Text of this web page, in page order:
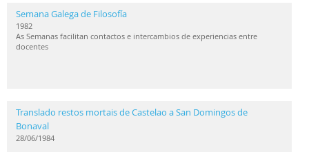
Semana Galega de Filosofía
1982
As Semanas facilitan contactos e intercambios de experiencias entre
docentes
Translado restos mortais de Castelao a San Domingos de
Bonaval
28/06/1984